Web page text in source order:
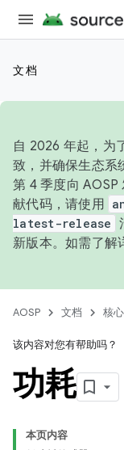
文档
自 2026 年起，为
致，并确保生态系
第 4 季度向 AOSP
献代码，请使用
latest-release
新版本。如需了解
AOSP 文档 核
该内容对您有帮助吗？
功耗
本页内容